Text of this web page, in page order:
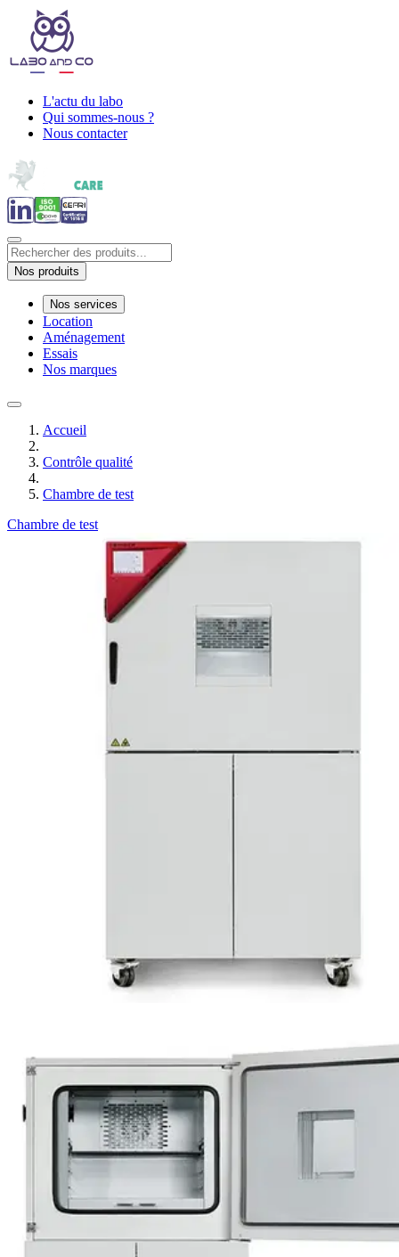
L'actu du labo
Qui sommes-nous ?
Nous contacter
Nos produits
Nos services
Location
Aménagement
Essais
Nos marques
Accueil
Contrôle qualité
Chambre de test
Chambre de test